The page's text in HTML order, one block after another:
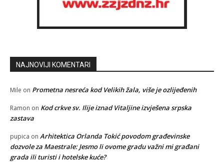
NAJNOVIJI KOMENTARI
Mile on Prometna nesreća kod Velikih žala, više je ozlijeđenih
Ramon on Kod crkve sv. Ilije iznad Vitaljine izvješena srpska
zastava
pupica on Arhitektica Orlanda Tokić povodom građevinske
dozvole za Maestrale: Jesmo li ovome gradu važni mi građani
grada ili turisti i hotelske kuće?